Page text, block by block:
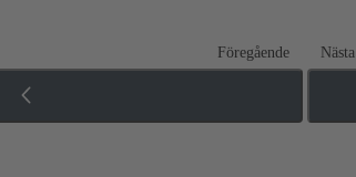
Föregående Nästa